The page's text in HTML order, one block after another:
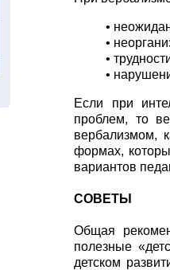
•
•
•
•
Если при
проблем, то
вербализмом,
формах,
вариантов
СОВЕТЫ
Общая
полезные
детском